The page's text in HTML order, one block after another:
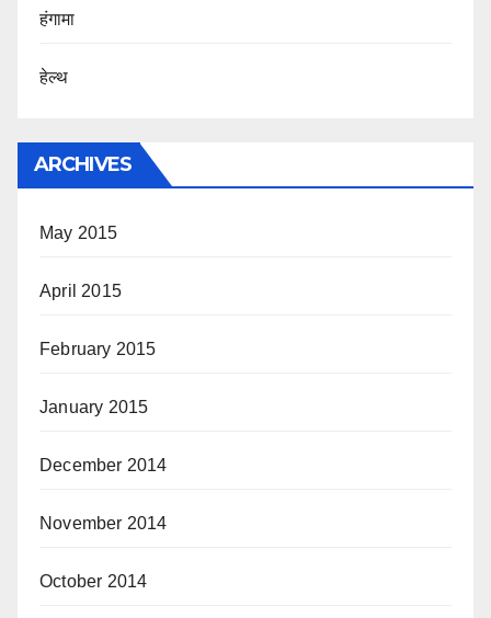
हंगामा
हेल्थ
ARCHIVES
May 2015
April 2015
February 2015
January 2015
December 2014
November 2014
October 2014